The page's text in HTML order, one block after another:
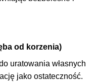
od korzenia)
uratowania własnych
jako ostateczność.